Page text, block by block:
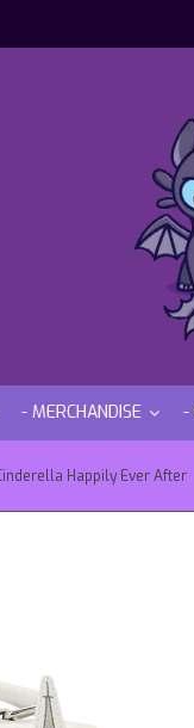
- MERCHANDISE -
Happily Ever After